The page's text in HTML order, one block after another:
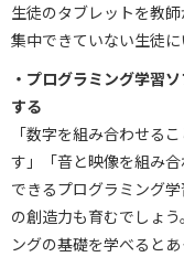
生徒のタブレットを教
集中できていない生徒に
・プログラミング学習
する
「数字を組み合わせる
す」「音と映像を組み
できるプログラミング
の創造力も育むでしょ
ングの基礎を学べると